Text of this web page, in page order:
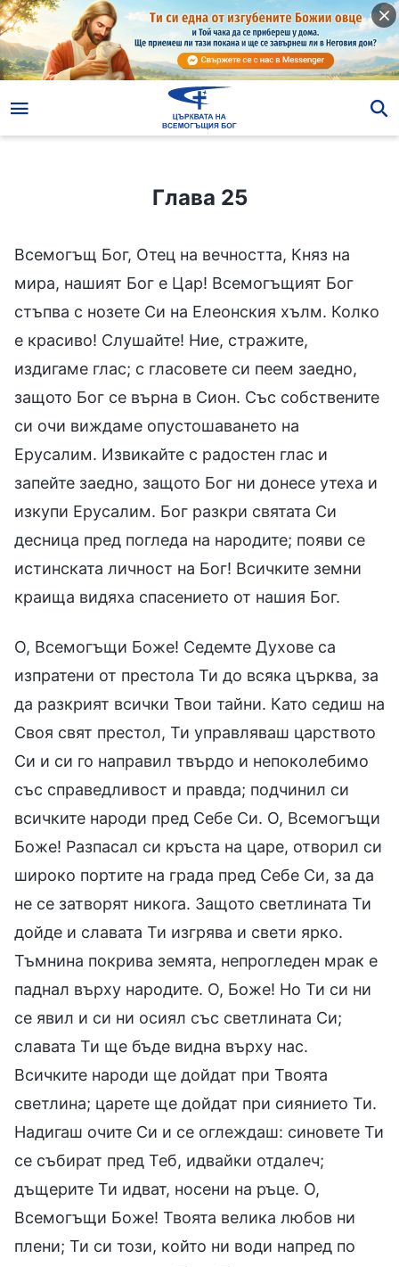
Глава 25
Всемогъщ Бог, Отец на вечността, Княз на
мира, нашият Бог е Цар! Всемогъщият Бог
стъпва с нозете Си на Елеонския хълм. Колко
е красиво! Слушайте! Ние, стражите,
издигаме глас; с гласовете си пеем заедно,
защото Бог се върна в Сион. Със собствените
си очи виждаме опустошаването на
Ерусалим. Извикайте с радостен глас и
запейте заедно, защото Бог ни донесе утеха и
изкупи Ерусалим. Бог разкри святата Си
десница пред погледа на народите; появи се
истинската личност на Бог! Всичките земни
краища видяха спасението от нашия Бог.
О, Всемогъщи Боже! Седемте Духове са
изпратени от престола Ти до всяка църква, за
да разкрият всички Твои тайни. Като седиш на
Своя свят престол, Ти управляваш царството
Си и си го направил твърдо и непоколебимо
със справедливост и правда; подчинил си
всичките народи пред Себе Си. О, Всемогъщи
Боже! Разпасал си кръста на царе, отворил си
широко портите на града пред Себе Си, за да
не се затворят никога. Защото светлината Ти
дойде и славата Ти изгрява и свети ярко.
Тъмнина покрива земята, непрогледен мрак е
паднал върху народите. О, Боже! Но Ти си ни
се явил и си ни осиял със светлината Си;
славата Ти ще бъде видна върху нас.
Всичките народи ще дойдат при Твоята
светлина; царете ще дойдат при сиянието Ти.
Надигаш очите Си и се оглеждаш: синовете Ти
се събират пред Теб, идвайки отдалеч;
дъщерите Ти идват, носени на ръце. О,
Всемогъщи Боже! Твоята велика любов ни
плени; Ти си този, който ни води напред по